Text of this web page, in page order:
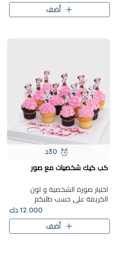
أضف
30د
كب كيك شخصيات مع صور
اختيار صورة الشخصية و لون
الكريمة على حسب طلبكم
12.000 دك
أضف